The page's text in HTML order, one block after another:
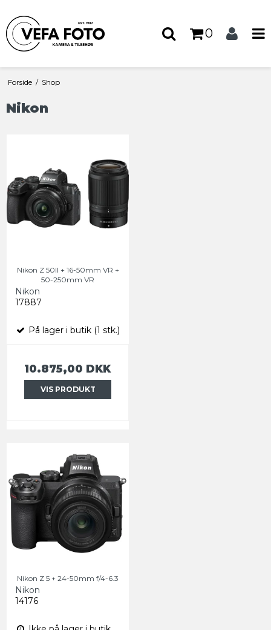
0
Forside / Shop
Nikon
Nikon Z 50II + 16-50mm VR +
50-250mm VR
Nikon
17887
På lager i butik (1 stk.)
10.875,00 DKK
VIS PRODUKT
Nikon Z 5 + 24-50mm f/4-6.3
Nikon
14176